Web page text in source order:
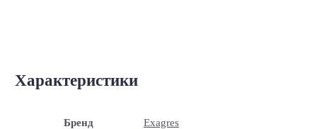
Характеристики
Бренд Exagres